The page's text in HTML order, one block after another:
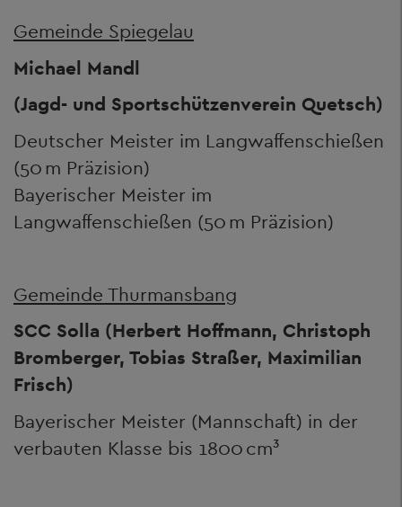
Gemeinde Spiegelau
Michael Mandl
(Jagd- und Sportschützenverein Quetsch)
Deutscher Meister im Langwaffenschießen
(50 m Präzision)
Bayerischer Meister im
Langwaffenschießen (50 m Präzision)
Gemeinde Thurmansbang
SCC Solla (Herbert Hoffmann, Christoph
Bromberger, Tobias Straßer, Maximilian
Frisch)
Bayerischer Meister (Mannschaft) in der
verbauten Klasse bis 1800 cm³